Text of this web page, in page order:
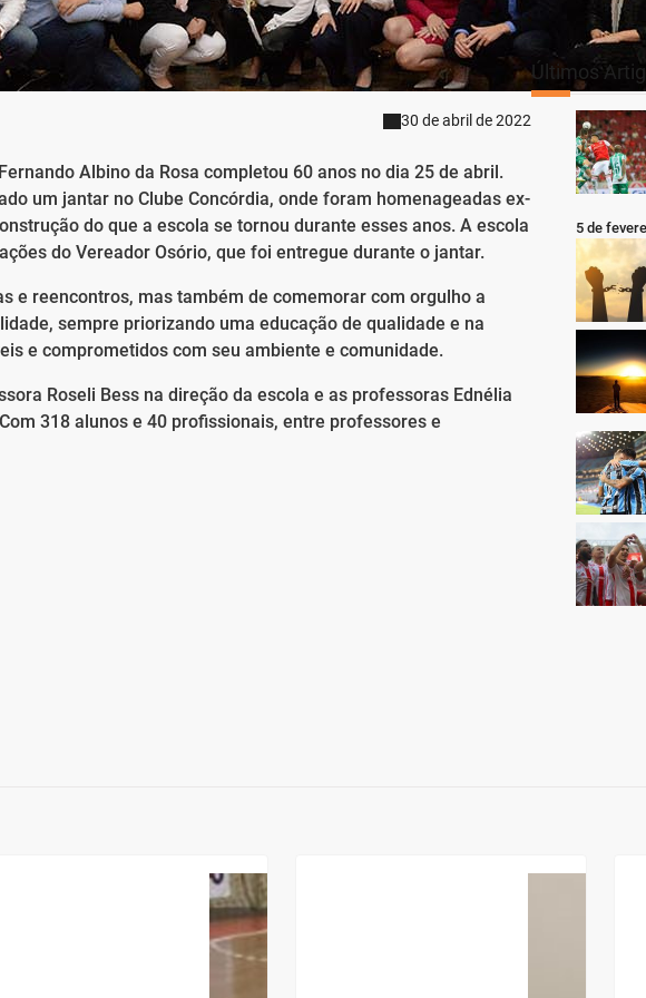
30 de abril de 2022
Albino da Rosa completou 60 anos no dia 25 de abril.
um jantar no Clube Concórdia, onde foram homenageadas ex-
do que a escola se tornou durante esses anos. A escola
do Vereador Osório, que foi entregue durante o jantar.
e reencontros, mas também de comemorar com orgulho a
sempre priorizando uma educação de qualidade e na
e comprometidos com seu ambiente e comunidade.
Roseli Bess na direção da escola e as professoras Ednélia
318 alunos e 40 profissionais, entre professores e
Últimos
5 de